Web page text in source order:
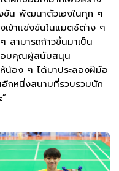
งขัน พัฒนาตัวเองในทุก ๆ
เข้าแข่งขันในแมตช์ต่าง ๆ
สามารถก้าวขึ้นมาเป็น
อบคุณผู้สนับสนุน
น้อง ๆ ได้มาประลองฝีมือ
อีกหนึ่งสนามที่รวบรวมนัก